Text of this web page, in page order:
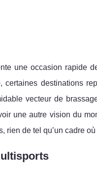
une occasion rapide
destinations
vecteur de
une autre vision du
rien de tel qu’un cadre